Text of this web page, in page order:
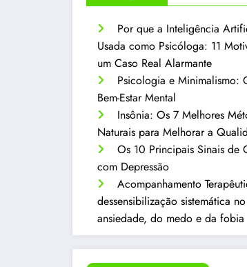
Por que a Inteligência
Usada como Psicóloga: 11
um Caso Real Alarmante
Psicologia e Minimalismo:
Bem-Estar Mental
Insônia: Os 7 Melhores
Naturais para Melhorar a
Os 10 Principais Sinais de
com Depressão
Acompanhamento
dessensibilização sistemática
ansiedade, do medo e da fobia